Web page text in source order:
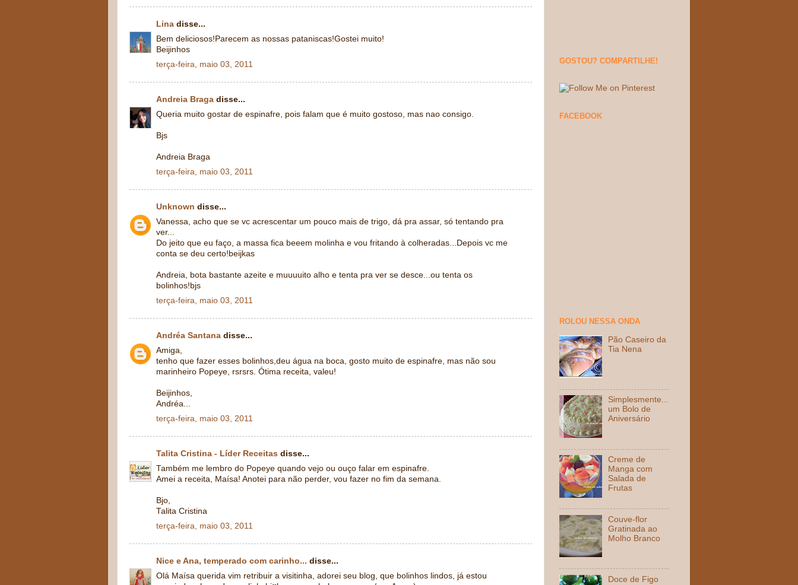
Lina disse...
Bem deliciosos!Parecem as nossas pataniscas!Gostei muito!
Beijinhos
terça-feira, maio 03, 2011
Andreia Braga disse...
Queria muito gostar de espinafre, pois falam que é muito gostoso, mas nao consigo.
Bjs
Andreia Braga
terça-feira, maio 03, 2011
Unknown disse...
Vanessa, acho que se vc acrescentar um pouco mais de trigo, dá pra assar, só tentando pra
ver...
Do jeito que eu faço, a massa fica beeem molinha e vou fritando à colheradas...Depois vc me
conta se deu certo!beijkas
Andreia, bota bastante azeite e muuuuito alho e tenta pra ver se desce...ou tenta os
bolinhos!bjs
terça-feira, maio 03, 2011
Andréa Santana disse...
Amiga,
tenho que fazer esses bolinhos,deu água na boca, gosto muito de espinafre, mas não sou
marinheiro Popeye, rsrsrs. Ótima receita, valeu!
Beijinhos,
Andréa...
terça-feira, maio 03, 2011
Talita Cristina - Líder Receitas disse...
Também me lembro do Popeye quando vejo ou ouço falar em espinafre.
Amei a receita, Maísa! Anotei para não perder, vou fazer no fim da semana.
Bjo,
Talita Cristina
terça-feira, maio 03, 2011
Nice e Ana, temperado com carinho... disse...
Olá Maísa querida vim retribuir a visitinha, adorei seu blog, que bolinhos lindos, já estou
GOSTOU? COMPARTILHE!
FACEBOOK
ROLOU NESSA ONDA
Pão Caseiro da
Tia Nena
Simplesmente...
um Bolo de
Aniversário
Creme de
Manga com
Salada de
Frutas
Couve-flor
Gratinada ao
Molho Branco
Doce de Figo